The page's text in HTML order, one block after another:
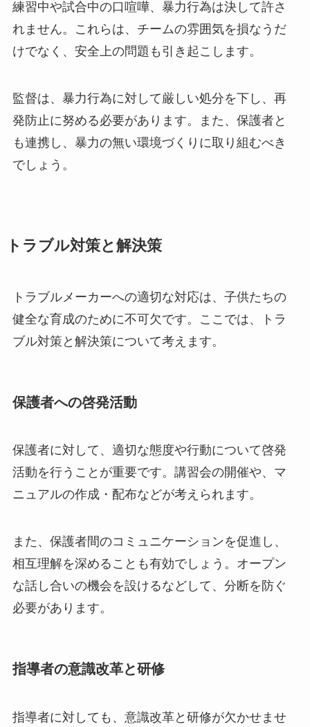
練習中や試合中の口喧嘩、暴力行為は決して許さ
れません。これらは、チームの雰囲気を損なうだ
けでなく、安全上の問題も引き起こします。
監督は、暴力行為に対して厳しい処分を下し、再
発防止に努める必要があります。また、保護者と
も連携し、暴力の無い環境づくりに取り組むべき
でしょう。
トラブル対策と解決策
トラブルメーカーへの適切な対応は、子供たちの
健全な育成のために不可欠です。ここでは、トラ
ブル対策と解決策について考えます。
保護者への啓発活動
保護者に対して、適切な態度や行動について啓発
活動を行うことが重要です。講習会の開催や、マ
ニュアルの作成・配布などが考えられます。
また、保護者間のコミュニケーションを促進し、
相互理解を深めることも有効でしょう。オープン
な話し合いの機会を設けるなどして、分断を防ぐ
必要があります。
指導者の意識改革と研修
指導者に対しても、意識改革と研修が欠かせませ